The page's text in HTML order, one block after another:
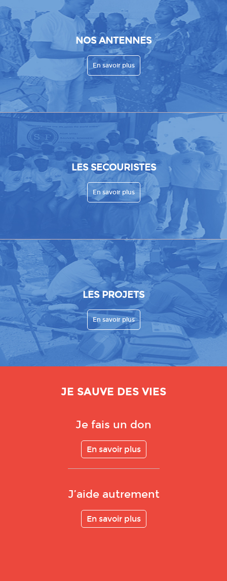
NOS ANTENNES
En savoir plus
LES SECOURISTES
En savoir plus
LES PROJETS
En savoir plus
JE SAUVE DES VIES
Je fais un don
En savoir plus
J’aide autrement
En savoir plus